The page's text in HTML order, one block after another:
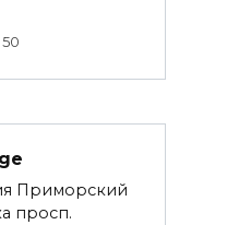
50
Приморский
просп.